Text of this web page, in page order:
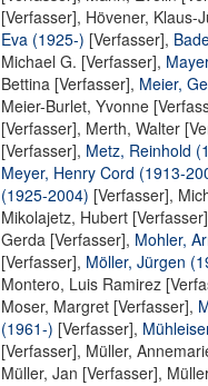
[Verfasser], Hövener, Klaus-
Eva (1925-) [Verfasser],
Michael G. [Verfasser],
Bettina [Verfasser], Meier,
Meier-Burlet, Yvonne
[Verfasser], Merth, Walter
[Verfasser], Metz, Reinhold
Meyer, Henry Cord (1913-
(1925-2004) [Verfasser],
Mikolajetz, Hubert [Verfasser]
Gerda [Verfasser], Mohler,
[Verfasser], Möller, Jürgen
Montero, Luis Ramirez
Moser, Margret [Verfasser],
(1961-) [Verfasser],
[Verfasser], Müller,
Müller, Jan [Verfasser],